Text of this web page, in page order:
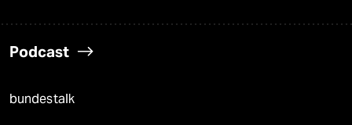
Podcast
bundestalk